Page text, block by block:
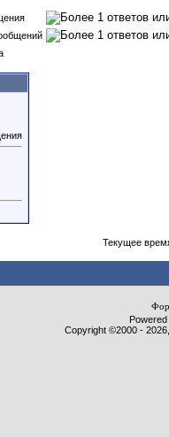
Текущее
Copyright ©2000 -